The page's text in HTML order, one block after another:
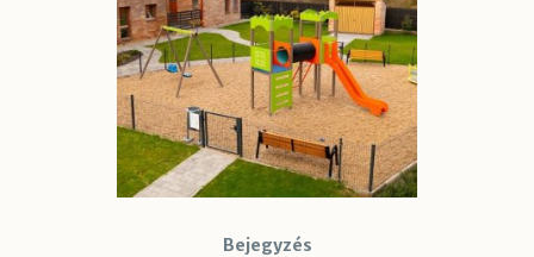
Bejegyzés